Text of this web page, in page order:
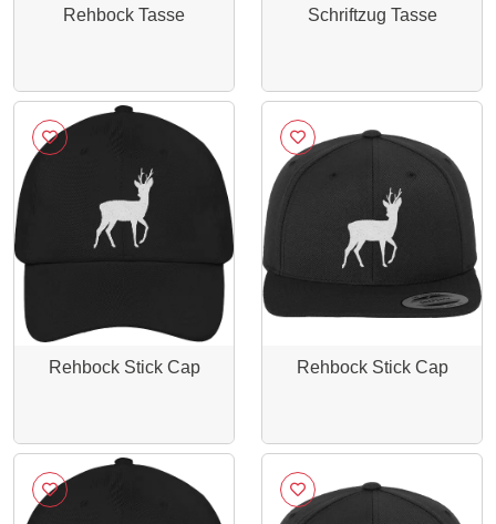
Rehbock Tasse Schriftzug Tasse
Rehbock Stick Cap Rehbock Stick Cap